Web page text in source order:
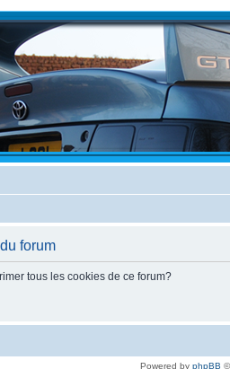
forum
tous les cookies de ce forum?
Powered by phpBB